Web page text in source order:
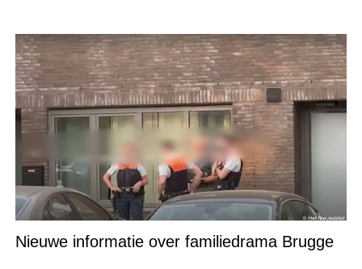
Nieuwe informatie over familiedrama Brugge